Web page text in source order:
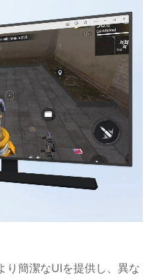
り簡潔なUIを提供し、異な